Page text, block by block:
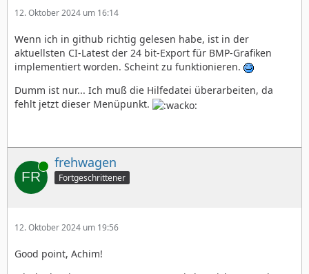
12. Oktober 2024 um 16:14
Wenn ich in github richtig gelesen habe, ist in der
aktuellsten CI-Latest der 24 bit-Export für BMP-Grafiken
implementiert worden. Scheint zu funktionieren.
Dumm ist nur... Ich muß die Hilfedatei überarbeiten, da
fehlt jetzt dieser Menüpunkt.
Online frehwagen
Fortgeschrittener
12. Oktober 2024 um 19:56
Good point, Achim!